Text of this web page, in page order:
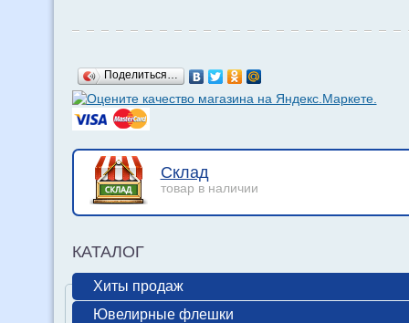
Поделиться…
Склад
товар в наличии
КАТАЛОГ
Хиты продаж
Ювелирные флешки